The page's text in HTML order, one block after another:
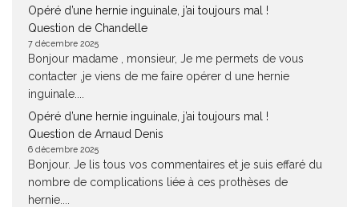
Opéré d’une hernie inguinale, j’ai toujours mal !
Question de Chandelle
7 décembre 2025
Bonjour madame , monsieur, Je me permets de vous
contacter ,je viens de me faire opérer d une hernie
inguinale....
Opéré d’une hernie inguinale, j’ai toujours mal !
Question de Arnaud Denis
6 décembre 2025
Bonjour. Je lis tous vos commentaires et je suis effaré du
nombre de complications liée à ces prothèses de
hernie....